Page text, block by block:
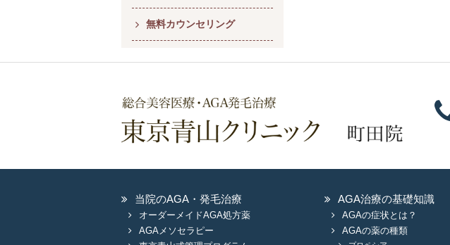
無料カウンセリング
当院のAGA・発毛治療
オーダーメイドAGA処方薬
AGAメソセラピー
AGA治療の基礎知識
AGAの症状とは？
AGAの薬の種類